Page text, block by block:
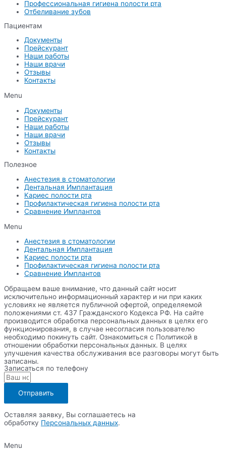
Профессиональная гигиена полости рта
Отбеливание зубов
Пациентам
Документы
Прейскурант
Наши работы
Наши врачи
Отзывы
Контакты
Menu
Документы
Прейскурант
Наши работы
Наши врачи
Отзывы
Контакты
Полезное
Анестезия в стоматологии
Дентальная Имплантация
Кариес полости рта
Профилактическая гигиена полости рта
Сравнение Имплантов
Menu
Анестезия в стоматологии
Дентальная Имплантация
Кариес полости рта
Профилактическая гигиена полости рта
Сравнение Имплантов
Обращаем ваше внимание, что данный сайт носит
исключительно информационный характер и ни при каких
условиях не является публичной офертой, определяемой
положениями ст. 437 Гражданского Кодекса РФ. На сайте
производится обработка персональных данных в целях его
функционирования, в случае несогласия пользователю
необходимо покинуть сайт. Ознакомиться с Политикой в
отношении обработки персональных данных. В целях
улучшения качества обслуживания все разговоры могут быть
записаны.
Записаться по телефону
Отправить
Оставляя заявку, Вы соглашаетесь на
обработку Персональных данных.
Menu